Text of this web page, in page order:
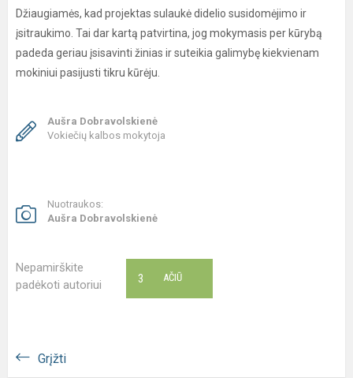
Džiaugiamės, kad projektas sulaukė didelio susidomėjimo ir
įsitraukimo. Tai dar kartą patvirtina, jog mokymasis per kūrybą
padeda geriau įsisavinti žinias ir suteikia galimybę kiekvienam
mokiniui pasijusti tikru kūrėju.
Aušra Dobravolskienė
Vokiečių kalbos mokytoja
Nuotraukos:
Aušra Dobravolskienė
Nepamirškite
padėkoti autoriui
AČIŪ
3
Grįžti